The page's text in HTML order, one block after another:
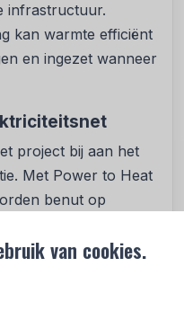
van cookies.
infrastructuur.
kan warmte efficiënt
en ingezet wanneer
project bij aan het
Met Power to Heat
benut op